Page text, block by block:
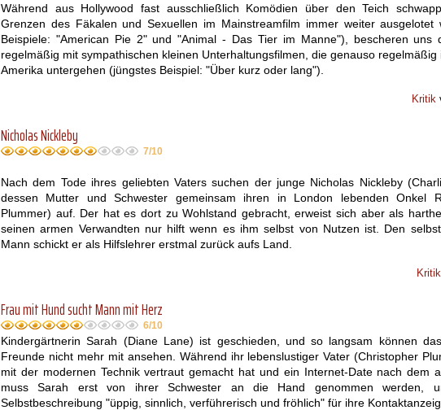
Während aus Hollywood fast ausschließlich Komödien über den Teich
Grenzen des Fäkalen und Sexuellen im Mainstreamfilm immer weiter ausgelotet
Beispiele: "American Pie 2" und "Animal - Das Tier im Manne"), bescheren uns
regelmäßig mit sympathischen kleinen Unterhaltungsfilmen, die genauso
Amerika untergehen (jüngstes Beispiel: "Über kurz oder lang").
Kritik
Nicholas Nickleby
7/10
Nach dem Tode ihres geliebten Vaters suchen der junge Nicholas Nickleby
dessen Mutter und Schwester gemeinsam ihren in London lebenden Onkel
Plummer) auf. Der hat es dort zu Wohlstand gebracht, erweist sich aber als
seinen armen Verwandten nur hilft wenn es ihm selbst von Nutzen ist. Den
Mann schickt er als Hilfslehrer erstmal zurück aufs Land.
Kritik
Frau mit Hund sucht Mann mit Herz
6/10
Kindergärtnerin Sarah (Diane Lane) ist geschieden, und so langsam können
Freunde nicht mehr mit ansehen. Während ihr lebenslustiger Vater (Christopher
mit der modernen Technik vertraut gemacht hat und ein Internet-Date nach dem
muss Sarah erst von ihrer Schwester an die Hand genommen werden,
Selbstbeschreibung "üppig, sinnlich, verführerisch und fröhlich" für ihre